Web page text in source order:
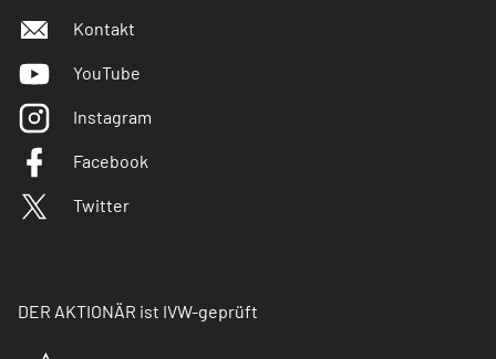
Kontakt
YouTube
Instagram
Facebook
Twitter
DER AKTIONÄR ist IVW-geprüft